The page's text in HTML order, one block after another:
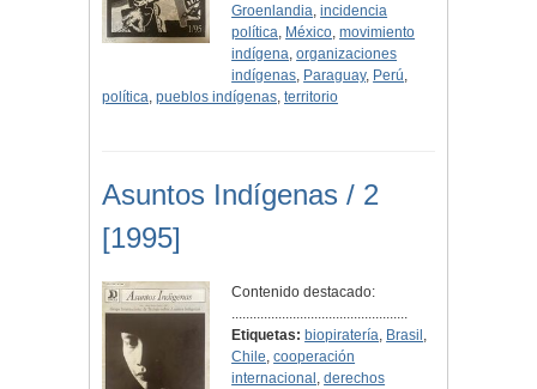
Groenlandia,incidencia
política, México,movimiento
indígena,organizaciones
indígenas, Paraguay, Perú,
política, pueblos indígenas, territorio
Asuntos Indígenas / 2
[1995]
Contenido destacado:
.................................................
Etiquetas: biopiratería, Brasil ,
Chile,cooperación
internacional ,derechos